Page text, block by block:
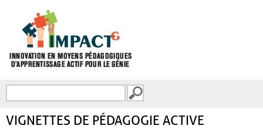
FORMULAIRE DE
VIGNETTES DE PÉDAGOGIE ACTIVE